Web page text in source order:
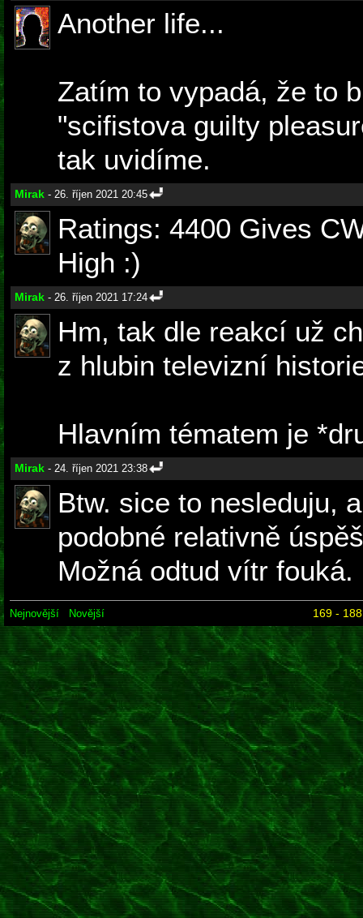
Another life...
Zatím to vypadá, že to
"scifistova guilty
tak uvidíme.
Mirak - 26. říjen 2021 20:45
Ratings: 4400 Gives
High :)
Mirak - 26. říjen 2021 17:24
Hm, tak dle reakcí už
z hlubin televizní
Hlavním tématem je
Mirak - 24. říjen 2021 23:38
Btw. sice to nesleduju,
podobné relativně
Možná odtud vítr fouká.
Nejnovější Novější 169 -